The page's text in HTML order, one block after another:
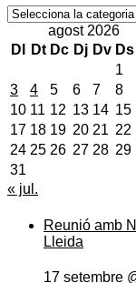
Notícies
agost 2026
Dl
Dt Dc Dj Dv Ds
1
3
4 5 6 7 8
10 11 12 13 14 15
17 18 19 20 21 22
24 25 26 27 28 29
31
« jul.
Reunió amb
Lleida
17 setembre